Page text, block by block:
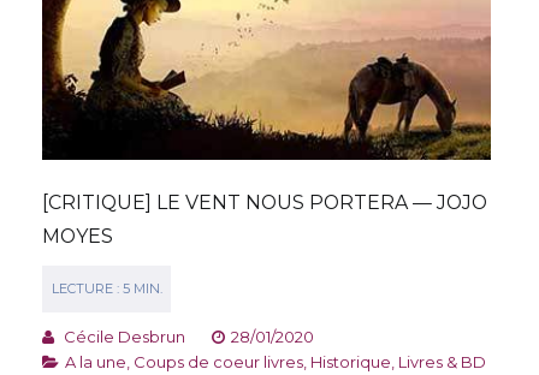
[CRITIQUE] LE VENT NOUS PORTERA — JOJO
MOYES
Cécile Desbrun
28/01/2020
A la une Coups de coeur livres Historique Livres & BD